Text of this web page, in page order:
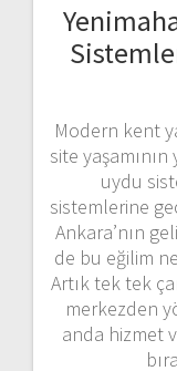
Modern kent
site
uydu
sistemlerine
Ankara’nın
de bu eğilim
Artık tek tek
merkezden
anda hizmet